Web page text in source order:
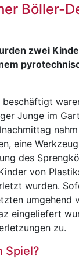
Böller-
zwei
Junge im
eine
des
von
wurden.
umgehend
eingeliefert
zu.
Spiel?